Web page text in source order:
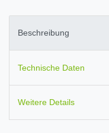
Beschreibung
Technische Daten
Weitere Details